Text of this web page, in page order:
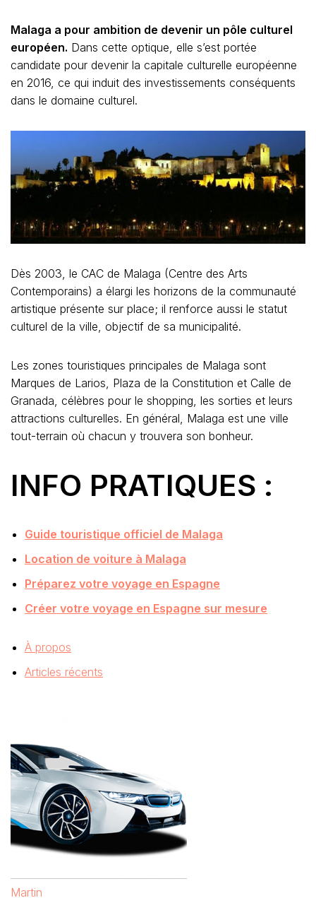
Malaga a pour ambition de devenir un pôle culturel
européen. Dans cette optique, elle s’est portée
candidate pour devenir la capitale culturelle européenne
en 2016, ce qui induit des investissements conséquents
dans le domaine culturel.
Dès 2003, le CAC de Malaga (Centre des Arts
Contemporains) a élargi les horizons de la communauté
artistique présente sur place; il renforce aussi le statut
culturel de la ville, objectif de sa municipalité.
Les zones touristiques principales de Malaga sont
Marques de Larios, Plaza de la Constitution et Calle de
Granada, célèbres pour le shopping, les sorties et leurs
attractions culturelles. En général, Malaga est une ville
tout-terrain où chacun y trouvera son bonheur.
INFO PRATIQUES :
Guide touristique officiel de Malaga
Location de voiture à Malaga
Préparez votre voyage en Espagne
Créer votre voyage en Espagne sur mesure
À propos
Articles récents
Martin